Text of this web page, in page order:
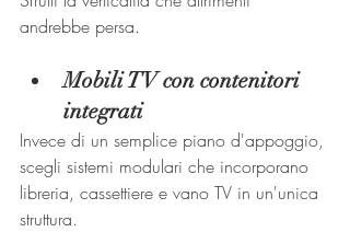
andrebbe persa.
Mobili TV con contenitori
integrati
Invece di un semplice piano d'appoggio,
scegli sistemi modulari che incorporano
libreria, cassettiere e vano TV in un'unica
struttura.